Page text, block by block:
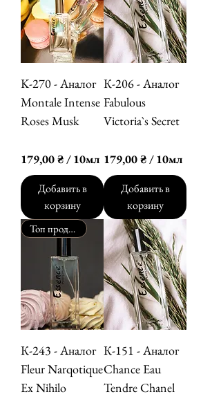
₴
з
а
0
М
и
л
л
л
и
т
ы
₴
з
а
1
0
М
и
л
л
л
и
т
ы
K-270 - Аналог
Montale Intense
Roses Musk
179,00 ₴/10мл
1
7
9
,
0
з
а
1
0
М
и
л
л
Добавить в
корзину
К-206 - Аналог
Fabulous
Victoria`s Secret
179,00 ₴/10мл
1
7
9
,
0
₴
з
а
1
0
М
и
л
л
Добавить в
корзину
Топ продаж
К-243 - Аналог
Fleur Narqotique
Ex Nihilo
К-151 - Аналог
Chance Eau
Tendre Chanel